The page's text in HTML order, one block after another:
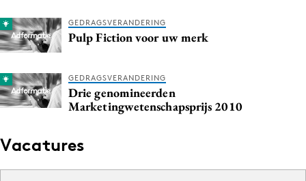
GEDRAGSVERANDERING
Pulp Fiction voor uw merk
GEDRAGSVERANDERING
Drie genomineerden
Marketingwetenschapsprijs 2010
Vacatures